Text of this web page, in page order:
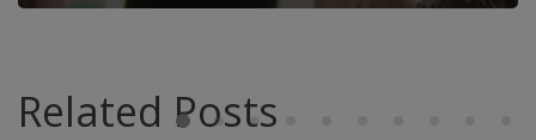
Related Posts